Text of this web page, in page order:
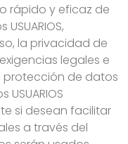
rápido y eficaz de
la privacidad de
legales e
protección de datos
si desean facilitar
a través del